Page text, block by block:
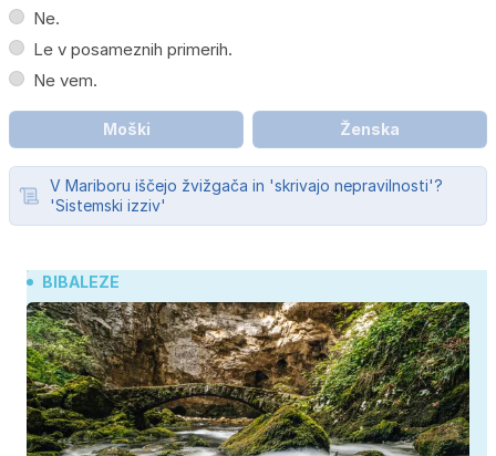
Ne.
Le v posameznih primerih.
Ne vem.
Moški Ženska
V Mariboru iščejo žvižgača in 'skrivajo nepravilnosti'?
'Sistemski izziv'
BIBALEZE